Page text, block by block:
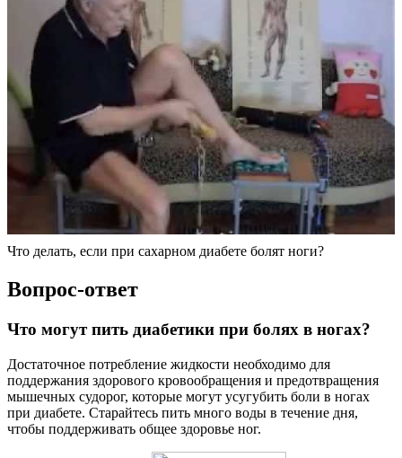
Что делать, если при сахарном диабете болят ноги?
Вопрос-ответ
Что могут пить диабетики при болях в ногах?
Достаточное потребление жидкости необходимо для
поддержания здорового кровообращения и предотвращения
мышечных судорог, которые могут усугубить боли в ногах
при диабете. Старайтесь пить много воды в течение дня,
чтобы поддерживать общее здоровье ног.